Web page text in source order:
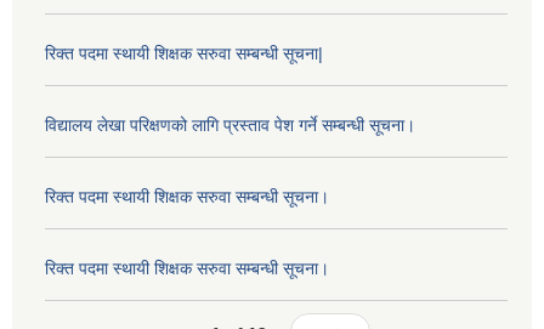
रिक्त पदमा स्थायी शिक्षक सरुवा सम्बन्धी सूचना|
विद्यालय लेखा परिक्षणको लागि प्रस्ताव पेश गर्ने सम्बन्धी सूचना।
रिक्त पदमा स्थायी शिक्षक सरुवा सम्बन्धी सूचना।
रिक्त पदमा स्थायी शिक्षक सरुवा सम्बन्धी सूचना।